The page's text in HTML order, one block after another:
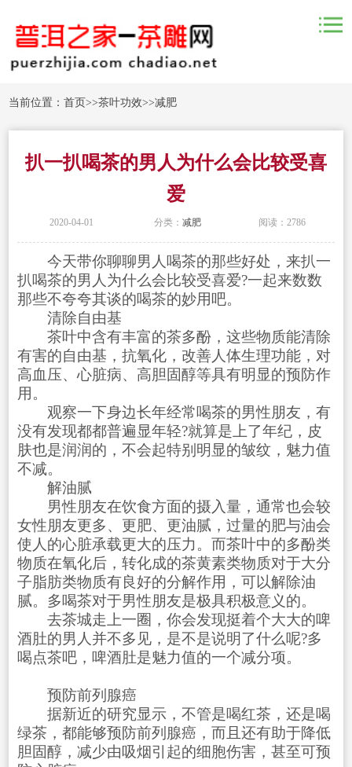
当前位置：首页>>茶叶功效>>减肥
扒一扒喝茶的男人为什么会比较受喜
爱
2020-04-01 分类： 减肥 阅读：2786
今天带你聊聊男人喝茶的那些好处，来扒一
扒喝茶的男人为什么会比较受喜爱?一起来数数
那些不夸夸其谈的喝茶的妙用吧。
清除自由基
茶叶中含有丰富的茶多酚，这些物质能清除
有害的自由基，抗氧化，改善人体生理功能，对
高血压、心脏病、高胆固醇等具有明显的预防作
用。
观察一下身边长年经常喝茶的男性朋友，有
没有发现都都普遍显年轻?就算是上了年纪，皮
肤也是润润的，不会起特别明显的皱纹，魅力值
不减。
解油腻
男性朋友在饮食方面的摄入量，通常也会较
女性朋友更多、更肥、更油腻，过量的肥与油会
使人的心脏承载更大的压力。而茶叶中的多酚类
物质在氧化后，转化成的茶黄素类物质对于大分
子脂肪类物质有良好的分解作用，可以解除油
腻。多喝茶对于男性朋友是极具积极意义的。
去茶城走上一圈，你会发现挺着个大大的啤
酒肚的男人并不多见，是不是说明了什么呢?多
喝点茶吧，啤酒肚是魅力值的一个减分项。
预防前列腺癌
据新近的研究显示，不管是喝红茶，还是喝
绿茶，都能够预防前列腺癌，而且还有助于降低
胆固醇，减少由吸烟引起的细胞伤害，甚至可预